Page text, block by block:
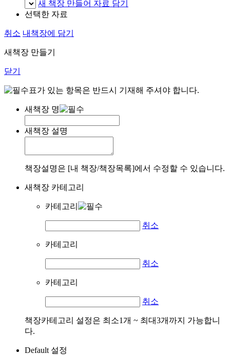
새 책장 만들어 자료 담기
선택한 자료
취소 내책장에 담기
새책장 만들기
닫기
표가 있는 항목은 반드시 기재해 주셔야 합니다.
새책장 명
새책장 설명
책장설명은 [내 책장/책장목록]에서 수정할 수 있습니다.
새책장 카테고리
카테고리
취소
카테고리
취소
카테고리
취소
책장카테고리 설정은 최소1개 ~ 최대3개까지 가능합니
다.
Default 설정